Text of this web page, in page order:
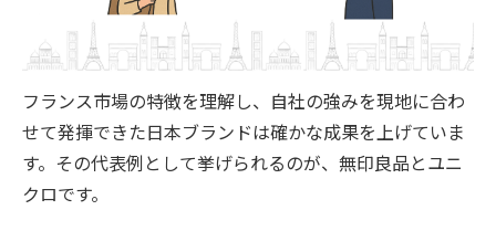
フランス市場の特徴を理解し、自社の強みを現地に合わ
せて発揮できた日本ブランドは確かな成果を上げていま
す。その代表例として挙げられるのが、無印良品とユニ
クロです。